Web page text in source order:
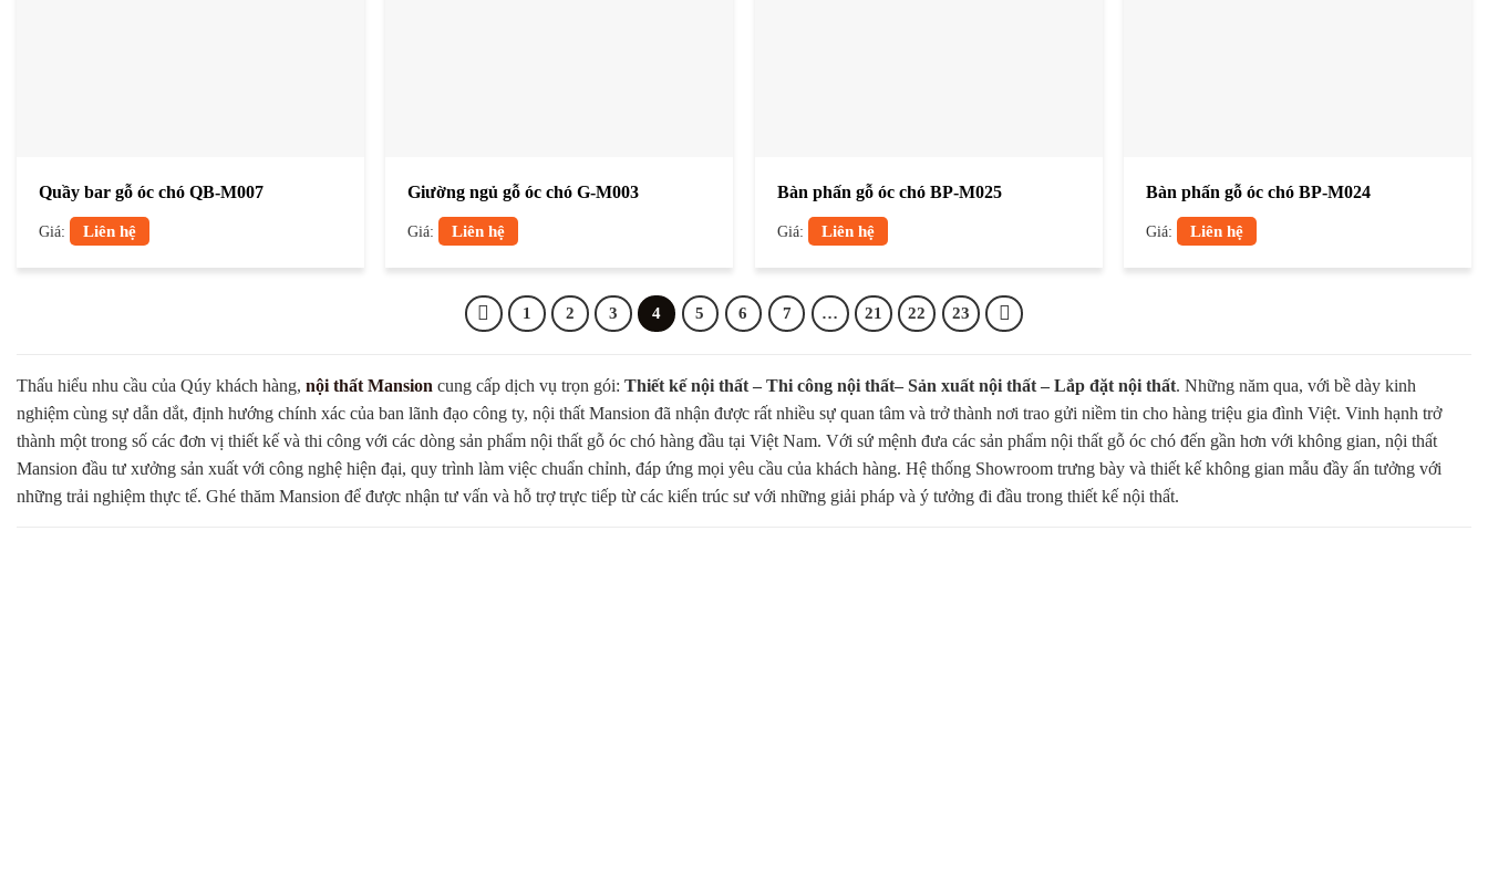
Quầy bar gỗ óc chó QB-M007
Giá: Liên hệ
Giường ngủ gỗ óc chó G-M003
Giá: Liên hệ
Bàn phấn gỗ óc chó BP-M025
Giá: Liên hệ
Bàn phấn gỗ óc chó BP-M024
Giá: Liên hệ
1 2 3 4 5 6 7 … 21 22 23
Thấu hiểu nhu cầu của Qúy khách hàng, nội thất Mansion cung cấp dịch vụ trọn gói: Thiết kế nội thất – Thi công nội thất– Sản xuất nội thất – Lắp đặt nội thất. Những năm qua, với bề dày kinh
nghiệm cùng sự dẫn dắt, định hướng chính xác của ban lãnh đạo công ty, nội thất Mansion đã nhận được rất nhiều sự quan tâm và trở thành nơi trao gửi niềm tin cho hàng triệu gia đình Việt. Vinh hạnh trở
thành một trong số các đơn vị thiết kế và thi công với các dòng sản phẩm nội thất gỗ óc chó hàng đầu tại Việt Nam. Với sứ mệnh đưa các sản phẩm nội thất gỗ óc chó đến gần hơn với không gian, nội thất
Mansion đầu tư xưởng sản xuất với công nghệ hiện đại, quy trình làm việc chuẩn chỉnh, đáp ứng mọi yêu cầu của khách hàng. Hệ thống Showroom trưng bày và thiết kế không gian mẫu đầy ấn tưởng với
những trải nghiệm thực tế. Ghé thăm Mansion để được nhận tư vấn và hỗ trợ trực tiếp từ các kiến trúc sư với những giải pháp và ý tưởng đi đầu trong thiết kế nội thất.